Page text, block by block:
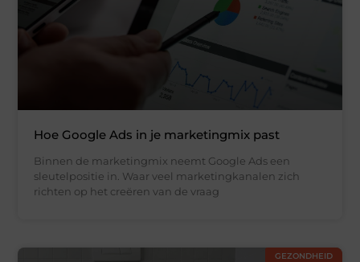
Hoe Google Ads in je marketingmix past
Binnen de marketingmix neemt Google Ads een
sleutelpositie in. Waar veel marketingkanalen zich
richten op het creëren van de vraag
GEZONDHEID